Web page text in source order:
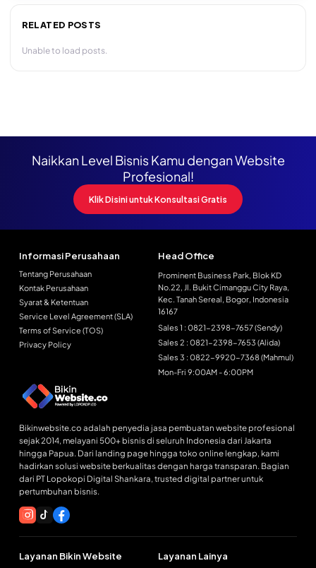
RELATED POSTS
Unable to load posts.
Naikkan Level Bisnis Kamu dengan Website
Profesional!
Klik Disini untuk Konsultasi Gratis
Bikinwebsite.co adalah penyedia jasa pembuatan website profesional
sejak 2014, melayani 500+ bisnis di seluruh Indonesia dari Jakarta
hingga Papua. Dari landing page hingga toko online lengkap, kami
hadirkan solusi website berkualitas dengan harga transparan. Bagian
dari PT Lopokopi Digital Shankara, trusted digital partner untuk
pertumbuhan bisnis.
Informasi Perusahaan
Tentang Perusahaan
Kontak Perusahaan
Syarat & Ketentuan
Service Level Agreement (SLA)
Terms of Service (TOS)
Privacy Policy
Head Office
Prominent Business Park, Blok KD
No.22, Jl. Bukit Cimanggu City Raya,
Kec. Tanah Sereal, Bogor, Indonesia
16167
Sales 1 : 0821-2398-7657 (Sendy)
Sales 2 : 0821-2398-7653 (Alida)
Sales 3 : 0822-9920-7368 (Mahmul)
Mon-Fri 9:00AM - 6:00PM
Layanan Bikin Website Layanan Lainya